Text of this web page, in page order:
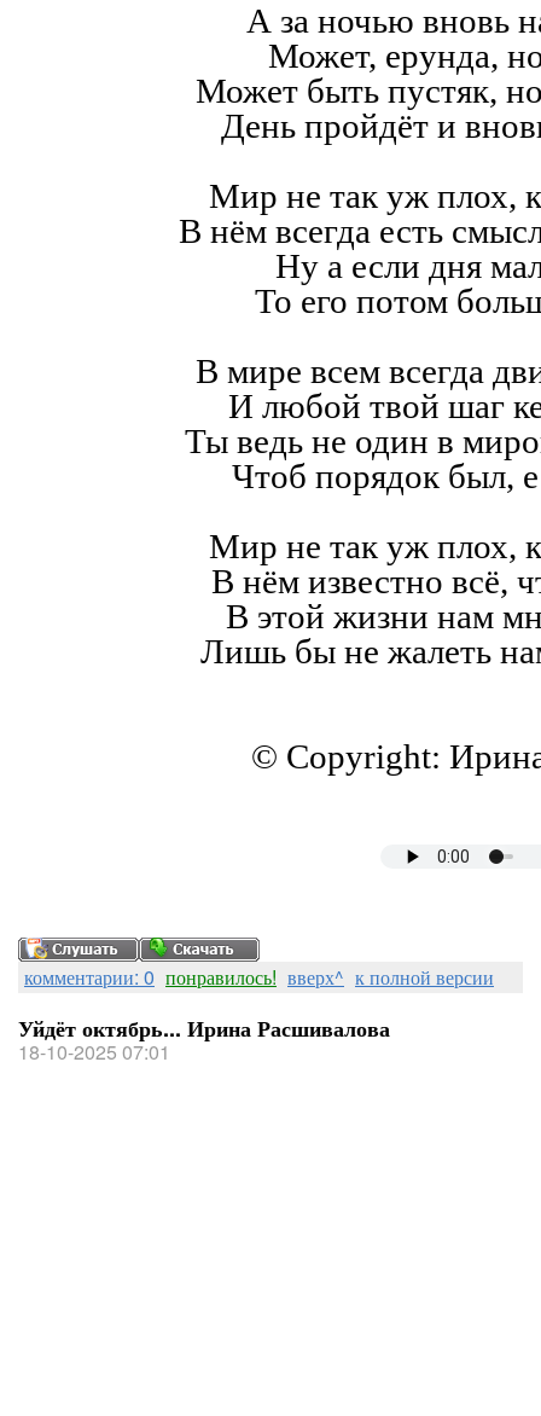
А за ночью вновь
Может, ерунда,
Может быть пустяк,
День пройдёт и
Мир не так уж плох,
В нём всегда есть
Ну а если дня
То его потом
В мире всем всегда
И любой твой шаг
Ты ведь не один в
Чтоб порядок был,
Мир не так уж плох,
В нём известно всё,
В этой жизни нам
Лишь бы не жалеть
© Copyright:
комментарии: 0 понравилось! вверх^ к полной версии
Уйдёт октябрь... Ирина Расшивалова
18-10-2025 07:01